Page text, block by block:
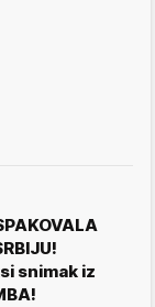
snimak iz